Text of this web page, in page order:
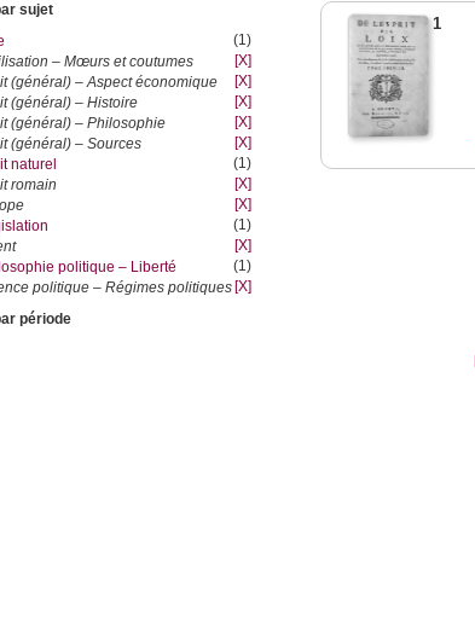
sujet
(1)
– Mœurs et coutumes
[X]
(général) – Aspect économique
[X]
(général) – Histoire
[X]
(général) – Philosophie
[X]
(général) – Sources
[X]
naturel
(1)
romain
[X]
[X]
(1)
[X]
politique – Liberté
(1)
politique – Régimes politiques [X]
période
1